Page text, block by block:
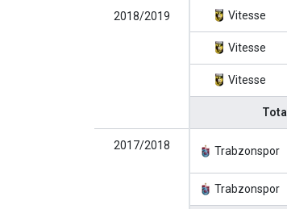
2018/2019 Vitesse
Vitesse
Vitesse
Total
2017/2018 Trabzonspor
Trabzonspor